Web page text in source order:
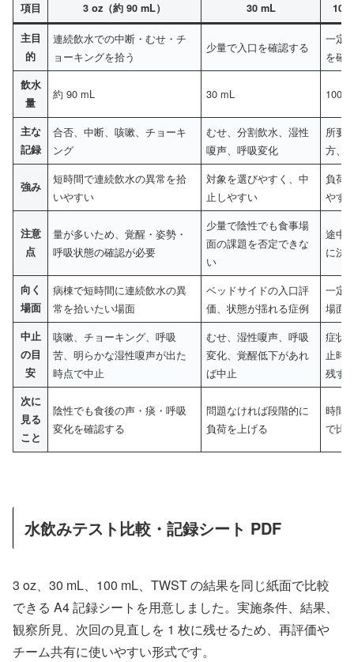
項目 3 oz（約 90 mL） 30 mL 100
主目
的
連続飲水での中断・むせ・チ
ョーキングを拾う
少量で入口を確認する
一定
を確
飲水
量
約 90 mL 30 mL 100
主な
記録
合否、中断、咳嗽、チョーキ
ング
むせ、分割飲水、湿性
嗄声、呼吸変化
所要
方、
強み
短時間で連続飲水の異常を拾
いやすい
対象を選びやすく、中
止しやすい
負荷
やす
注意
点
量が多いため、覚醒・姿勢・
呼吸状態の確認が必要
少量で陰性でも食事場
面の課題を否定できな
い
途中
に決
向く
場面
病棟で短時間に連続飲水の異
常を拾いたい場面
ベッドサイドの入口評
価、状態が揺れる症例
一定
場面
中止
の目
安
咳嗽、チョーキング、呼吸
苦、明らかな湿性嗄声が出た
時点で中止
むせ、湿性嗄声、呼吸
変化、覚醒低下があれ
ば中止
症状
止時
残す
次に
見る
こと
陰性でも食後の声・痰・呼吸
変化を確認する
問題なければ段階的に
負荷を上げる
時間
で比
水飲みテスト比較・記録シート PDF
3 oz、30 mL、100 mL、TWST の結果を同じ紙面で比較
できる A4 記録シートを用意しました。実施条件、結果、
観察所見、次回の見直しを 1 枚に残せるため、再評価や
チーム共有に使いやすい形式です。